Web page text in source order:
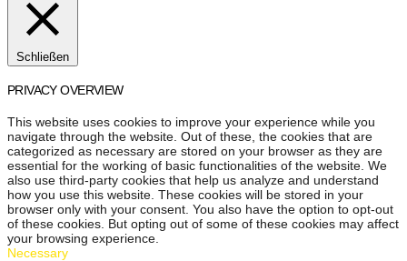
Schließen
PRIVACY OVERVIEW
This website uses cookies to improve your experience while you
navigate through the website. Out of these, the cookies that are
categorized as necessary are stored on your browser as they are
essential for the working of basic functionalities of the website. We
also use third-party cookies that help us analyze and understand
how you use this website. These cookies will be stored in your
browser only with your consent. You also have the option to opt-out
of these cookies. But opting out of some of these cookies may affect
your browsing experience.
Necessary